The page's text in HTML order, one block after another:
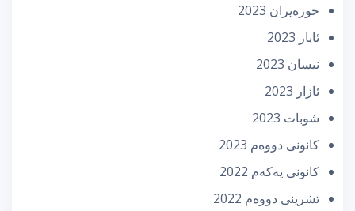
حوزه‌یران 2023
ئایار 2023
نیسان 2023
ئازار 2023
شوبات 2023
كانونی دووه‌م 2023
كانونی یه‌كه‌م 2022
تشرینی دووه‌م 2022